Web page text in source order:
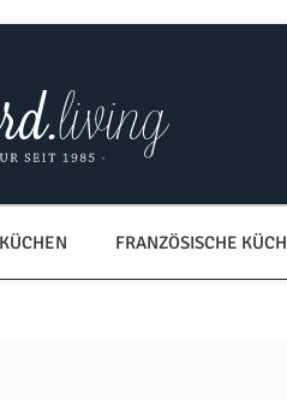
FRANZÖSISCHE